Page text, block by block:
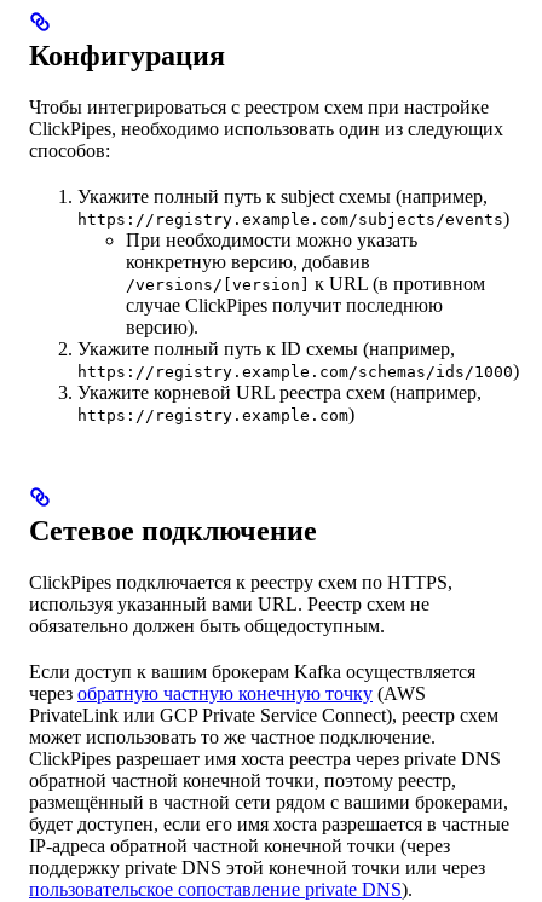
Конфигурация
Чтобы интегрироваться с реестром схем при настройке
ClickPipes, необходимо использовать один из следующих
способов:
Укажите полный путь к subject схемы (например,
https://registry.example.com/subjects/events)
При необходимости можно указать
конкретную версию, добавив
/versions/[version]
к URL (в противном
случае ClickPipes получит последнюю
версию).
Укажите полный путь к ID схемы (например,
https://registry.example.com/schemas/ids/1000)
Укажите корневой URL реестра схем (например,
https://registry.example.com)
Сетевое подключение
ClickPipes подключается к реестру схем по HTTPS,
используя указанный вами URL. Реестр схем не
обязательно должен быть общедоступным.
Если доступ к вашим брокерам Kafka осуществляется
через обратную частную конечную точку (AWS
PrivateLink или GCP Private Service Connect), реестр схем
может использовать то же частное подключение.
ClickPipes разрешает имя хоста реестра через private DNS
обратной частной конечной точки, поэтому реестр,
размещённый в частной сети рядом с вашими брокерами,
будет доступен, если его имя хоста разрешается в частные
IP-адреса обратной частной конечной точки (через
поддержку private DNS этой конечной точки или через
пользовательское сопоставление private DNS).